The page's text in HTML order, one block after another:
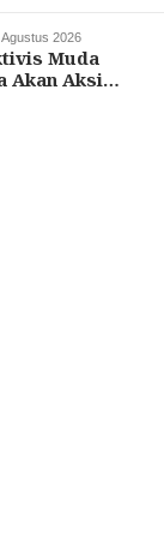
Agustus 2026
Muda
Akan Aksi…